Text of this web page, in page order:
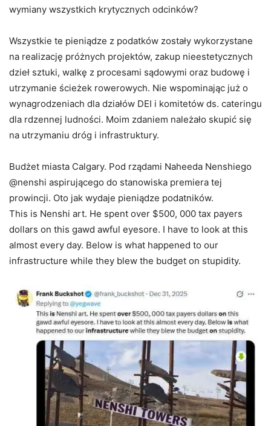
wymiany wszystkich krytycznych odcinków?
Wszystkie te pieniądze z podatków zostały wykorzystane
na realizację próżnych projektów, zakup nieestetycznych
dzieł sztuki, walkę z procesami sądowymi oraz budowę i
utrzymanie ścieżek rowerowych. Nie wspominając już o
wynagrodzeniach dla działów DEI i komitetów ds. cateringu
dla rdzennej ludności. Moim zdaniem należało skupić się
na utrzymaniu dróg i infrastruktury.
Budżet miasta Calgary. Pod rządami Naheeda Nenshiego
@nenshi aspirującego do stanowiska premiera tej
prowincji. Oto jak wydaje pieniądze podatników.
This is Nenshi art. He spent over $500, 000 tax payers
dollars on this gawd awful eyesore. I have to look at this
almost every day. Below is what happened to our
infrastructure while they blew the budget on stupidity.